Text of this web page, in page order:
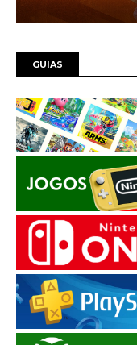
GUIAS